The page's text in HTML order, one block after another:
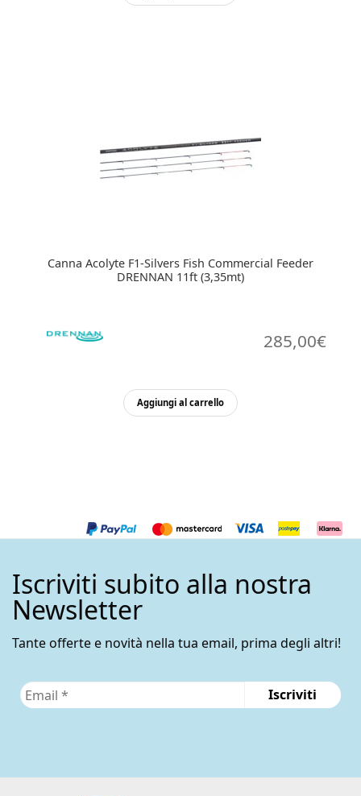
Canna Acolyte F1-Silvers Fish Commercial Feeder
DRENNAN 11ft (3,35mt)
285,00€
Aggiungi al carrello
Iscriviti subito alla nostra
Newsletter
Tante offerte e novità nella tua email, prima degli altri!